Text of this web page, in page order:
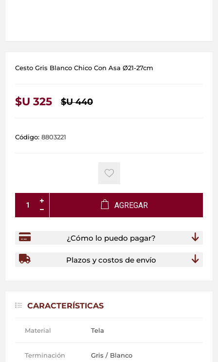
Cesto Gris Blanco Chico Con Asa Ø21-27cm
$U 325 $U 440
Código: 8803221
AGREGAR
¿Cómo lo puedo pagar?
Plazos y costos de envío
CARACTERÍSTICAS
Material Tela
Terminación Gris / Blanco